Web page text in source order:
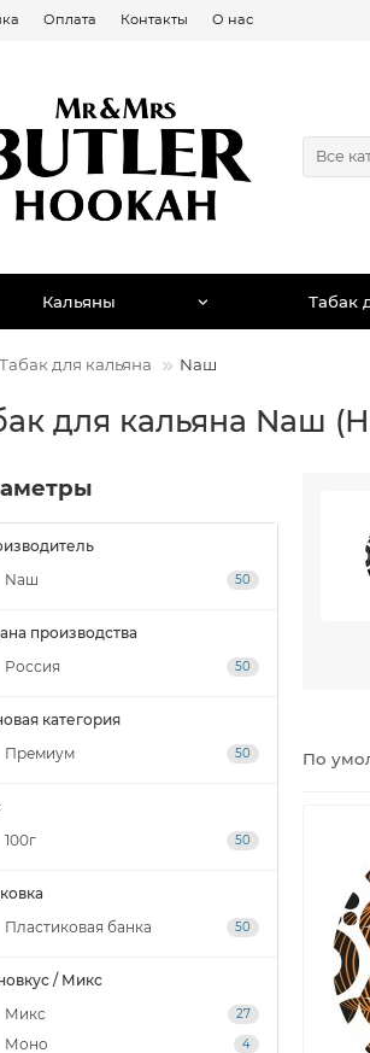
Оплата Контакты О нас
Все
Кальяны Табак
Табак для кальяна Nаш
для кальяна Nаш
Nаш
50
производства
Россия
50
категория
Премиум
50
100г
50
Пластиковая банка
50
/ Микс
Микс
27
Моно 4
и
У
По